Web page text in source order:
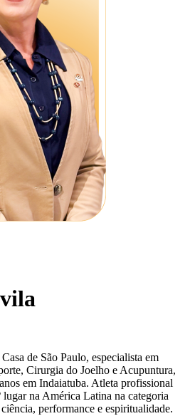
de São Paulo, especialista em
Cirurgia do Joelho e Acupuntura,
em Indaiatuba. Atleta profissional
na América Latina na categoria
performance e espiritualidade.